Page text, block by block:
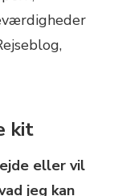
kit
eller vil
jeg kan